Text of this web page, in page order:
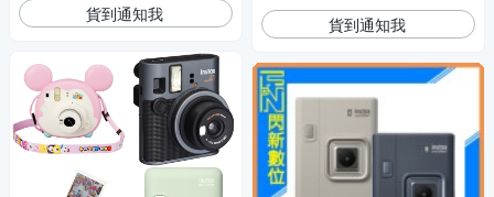
貨到通知我 貨到通知我